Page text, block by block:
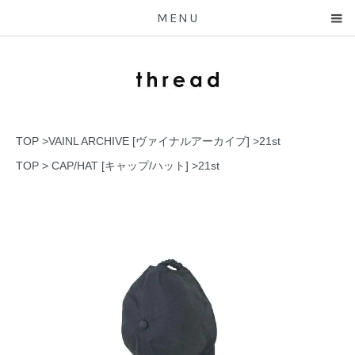
MENU
TOP >VAINL ARCHIVE [ヴァイナルアーカイブ] >21st
TOP > CAP/HAT [キャップ/ハット] >21st